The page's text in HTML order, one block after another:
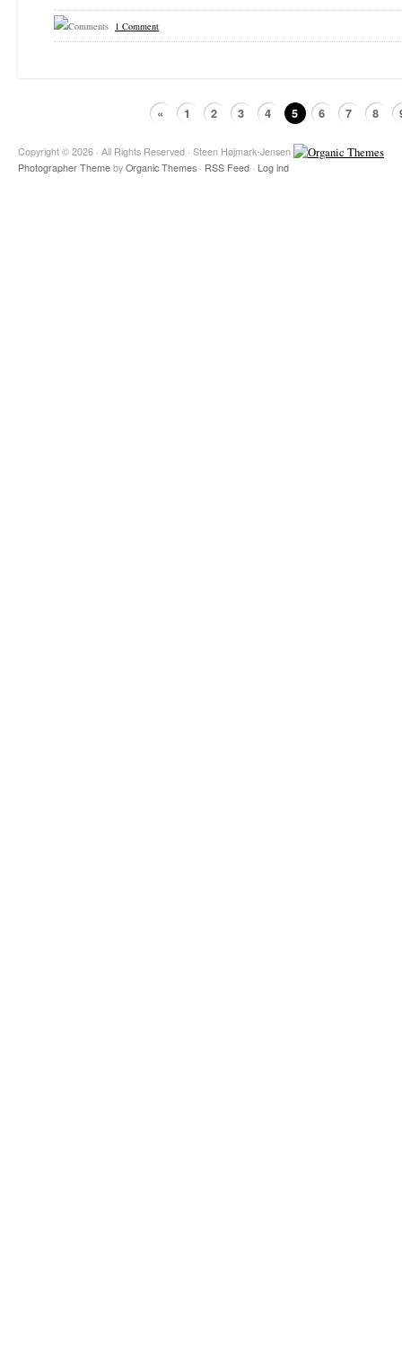
1 Comment
« 1 2 3 4 5 6 7 8
Copyright © 2026 · All Rights Reserved · Steen Højmark-Jensen
Photographer Theme by Organic Themes · RSS Feed · Log ind